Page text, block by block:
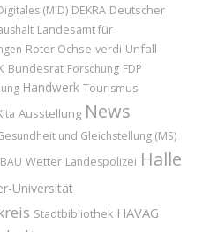
(MID) DEKRA Deutscher
Landesamt für
Roter Ochse verdi Unfall
Bundesrat Forschung FDP
Handwerk Tourismus
Ausstellung News
und Gleichstellung (MS)
Wetter Landespolizei Halle
Universität
Stadtbibliothek HAVAG